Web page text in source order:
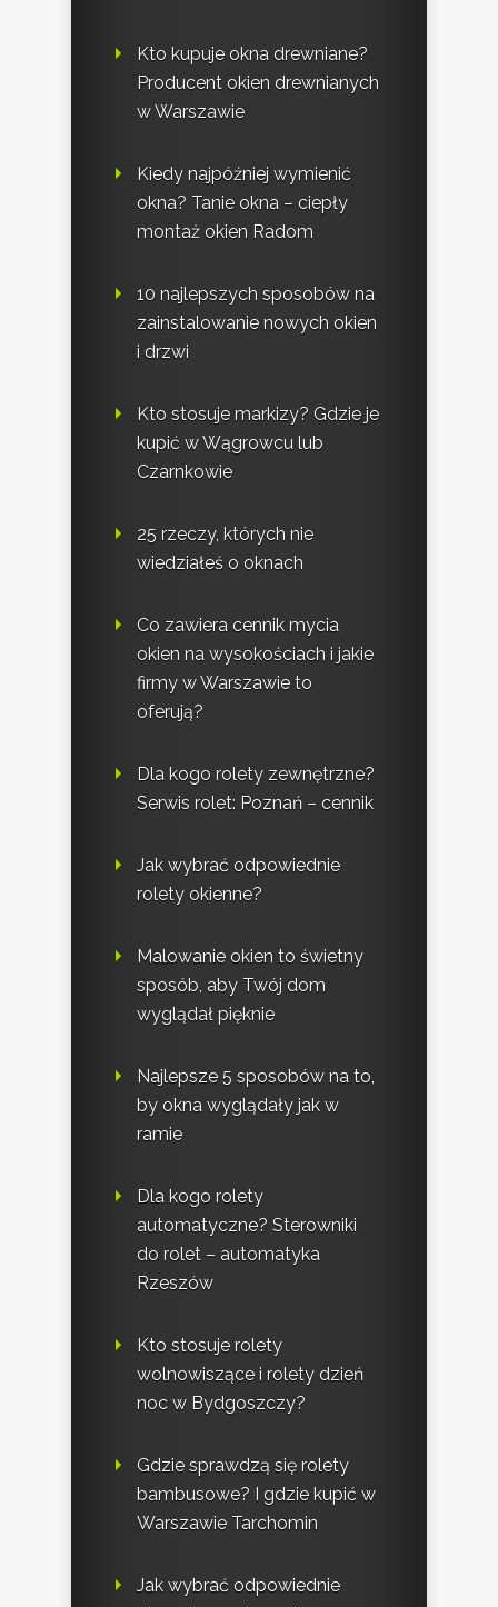
Kto kupuje okna drewniane?
Producent okien drewnianych
w Warszawie
Kiedy najpóźniej wymienić
okna? Tanie okna – ciepły
montaż okien Radom
10 najlepszych sposobów na
zainstalowanie nowych okien
i drzwi
Kto stosuje markizy? Gdzie je
kupić w Wągrowcu lub
Czarnkowie
25 rzeczy, których nie
wiedziałeś o oknach
Co zawiera cennik mycia
okien na wysokościach i jakie
firmy w Warszawie to
oferują?
Dla kogo rolety zewnętrzne?
Serwis rolet: Poznań – cennik
Jak wybrać odpowiednie
rolety okienne?
Malowanie okien to świetny
sposób, aby Twój dom
wyglądał pięknie
Najlepsze 5 sposobów na to,
by okna wyglądały jak w
ramie
Dla kogo rolety
automatyczne? Sterowniki
do rolet – automatyka
Rzeszów
Kto stosuje rolety
wolnowiszące i rolety dzień
noc w Bydgoszczy?
Gdzie sprawdzą się rolety
bambusowe? I gdzie kupić w
Warszawie Tarchomin
Jak wybrać odpowiednie